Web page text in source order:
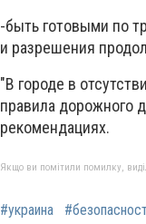
-быть готовыми по
и разрешения
"В городе в
правила дорожного
рекомендациях.
Якщо ви помітили помилку,
#украина